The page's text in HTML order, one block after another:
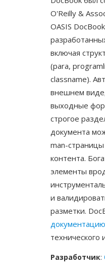
O'Reilly &
OASIS
включая
(para,
classname).
внешнем
выходные
строгое
документа
man-
контента.
элементы
и
разметки.
технического
Разработчик: